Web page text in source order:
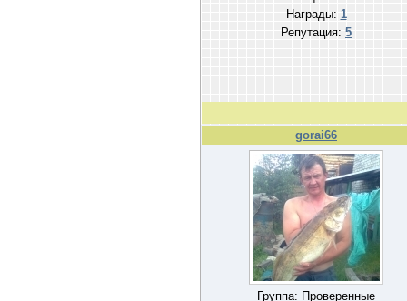
Награды: 1
Репутация: 5
gorai66
Группа: Проверенные